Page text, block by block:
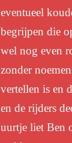
eventueel
begrijpen die
wel nog even
zonder
vertellen is en
en de rijders
uurtje liet Ben